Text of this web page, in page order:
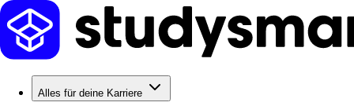
Alles für deine Karriere